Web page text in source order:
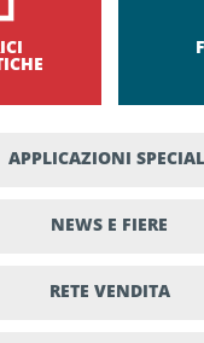
APPLICAZIONI
NEWS E FIERE
RETE VENDITA